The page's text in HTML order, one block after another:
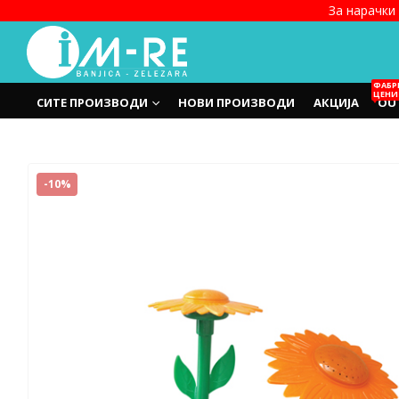
За
СИТЕ ПРОИЗВОДИ НОВИ ПРОИЗВОДИ АКЦИЈА
ЦЕНИ
-10%